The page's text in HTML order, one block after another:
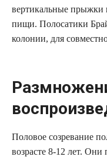
вертикальные прыжки
пищи. Полосатики
колонии, для
Половое созревание
возрасте 8-12 лет.